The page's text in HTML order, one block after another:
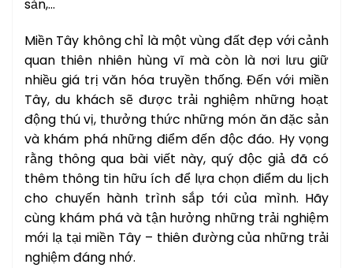
sản,…
Miền Tây không chỉ là một vùng đất đẹp với cảnh
quan thiên nhiên hùng vĩ mà còn là nơi lưu giữ
nhiều giá trị văn hóa truyền thống. Đến với miền
Tây, du khách sẽ được trải nghiệm những hoạt
động thú vị, thưởng thức những món ăn đặc sản
và khám phá những điểm đến độc đáo. Hy vọng
rằng thông qua bài viết này, quý độc giả đã có
thêm thông tin hữu ích để lựa chọn điểm du lịch
cho chuyến hành trình sắp tới của mình. Hãy
cùng khám phá và tận hưởng những trải nghiệm
mới lạ tại miền Tây – thiên đường của những trải
nghiệm đáng nhớ.